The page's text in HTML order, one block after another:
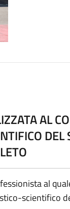
AL
al
scientifico